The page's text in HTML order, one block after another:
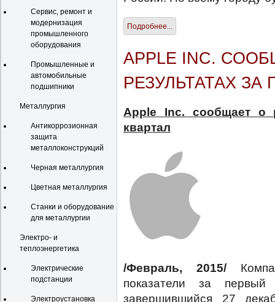
Сервис, ремонт и
модернизация
промышленного
оборудования
Промышленные и
автомобильные
подшипники
Металлургия
Антикоррозионная
защита
металлоконструкций
Черная металлургия
Цветная металлургия
Станки и оборудование
для металлургии
Электро- и
теплоэнергетика
Электрические
подстанции
Электроустановка
Подробнее...
APPLE INC.
РЕЗУЛЬТАТАХ
Apple Inc. сообщает о
квартал
/Февраль, 2015/
показатели за
завершившийся 27